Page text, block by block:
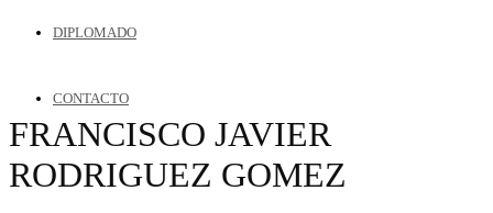
DIPLOMADO
CONTACTO
FRANCISCO JAVIER
RODRIGUEZ GOMEZ